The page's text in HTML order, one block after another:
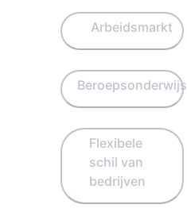
Arbeidsmarkt
Beroepsonderwijs
Flexibele
schil van
bedrijven